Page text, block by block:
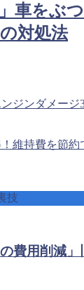
車をぶ
対処法
ジンダメージ
維持費を節約
技
の費用削減